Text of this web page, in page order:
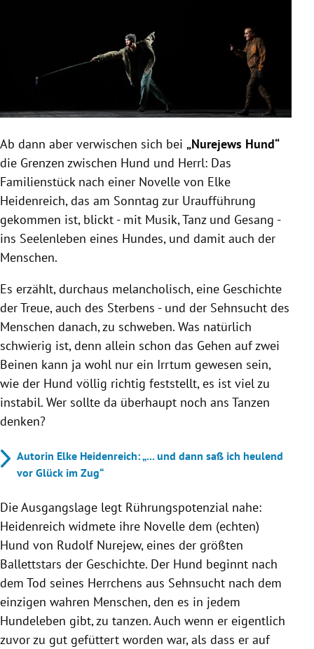
Ab dann aber verwischen sich bei „Nurejews Hund“
die Grenzen zwischen Hund und Herrl: Das
Familienstück nach einer Novelle von Elke
Heidenreich, das am Sonntag zur Uraufführung
gekommen ist, blickt - mit Musik, Tanz und Gesang -
ins Seelenleben eines Hundes, und damit auch der
Menschen.
Es erzählt, durchaus melancholisch, eine Geschichte
der Treue, auch des Sterbens - und der Sehnsucht des
Menschen danach, zu schweben. Was natürlich
schwierig ist, denn allein schon das Gehen auf zwei
Beinen kann ja wohl nur ein Irrtum gewesen sein,
wie der Hund völlig richtig feststellt, es ist viel zu
instabil. Wer sollte da überhaupt noch ans Tanzen
denken?
Autorin Elke Heidenreich: „... und dann saß ich heulend
vor Glück im Zug“
Die Ausgangslage legt Rührungspotenzial nahe:
Heidenreich widmete ihre Novelle dem (echten)
Hund von Rudolf Nurejew, eines der größten
Ballettstars der Geschichte. Der Hund beginnt nach
dem Tod seines Herrchens aus Sehnsucht nach dem
einzigen wahren Menschen, den es in jedem
Hundeleben gibt, zu tanzen. Auch wenn er eigentlich
zuvor zu gut gefüttert worden war, als dass er auf